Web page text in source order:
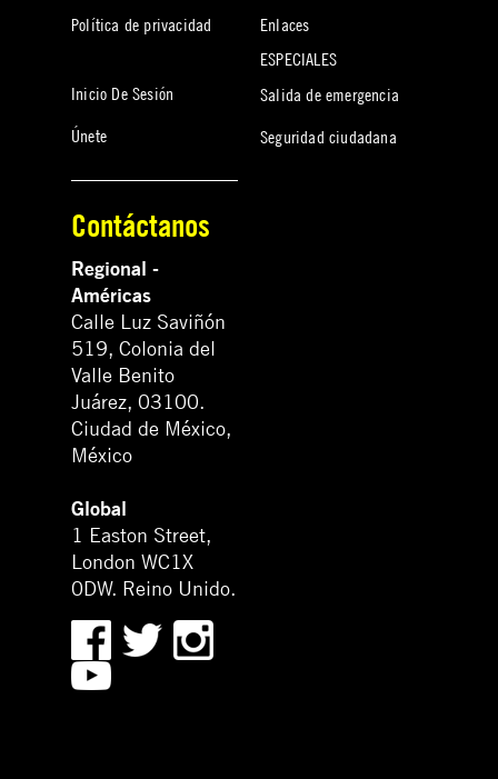
Política de privacidad
Inicio De Sesión
Únete
Enlaces
ESPECIALES
Salida de emergencia
Seguridad ciudadana
Contáctanos
Regional -
Américas
Calle Luz Saviñón
519, Colonia del
Valle Benito
Juárez, 03100.
Ciudad de México,
México
Global
1 Easton Street,
London WC1X
0DW. Reino Unido.